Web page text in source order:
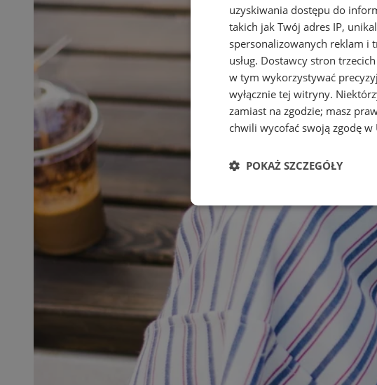
uzyskiwania dostępu do
takich jak Twój adres IP,
spersonalizowanych reklam i
usług. Dostawcy stron
w tym wykorzystywać
wyłącznie tej witryny.
zamiast na zgodzie; masz
chwili wycofać swoją zgodę w
POKAŻ SZCZEGÓŁY
Niezbędne
Niezbędne
Niezbędne pliki cookie umożliwiają
zarządzanie kontem. Bez
Nazwa